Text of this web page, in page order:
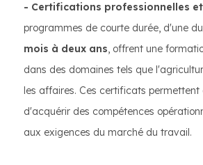
- Certifications professionnelles
programmes de courte durée, d'une
mois à deux ans, offrent une
dans des domaines tels que
les affaires. Ces certificats
d'acquérir des compétences
aux exigences du marché du travail.